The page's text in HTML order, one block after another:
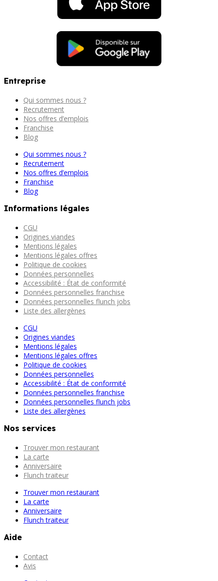
Entreprise
Qui sommes nous ?
Recrutement
Nos offres d’emplois
Franchise
Blog
Qui sommes nous ?
Recrutement
Nos offres d’emplois
Franchise
Blog
Informations légales
CGU
Origines viandes
Mentions légales
Mentions légales offres
Politique de cookies
Données personnelles
Accessibilité : État de conformité
Données personnelles franchise
Données personnelles flunch jobs
Liste des allergènes
CGU
Origines viandes
Mentions légales
Mentions légales offres
Politique de cookies
Données personnelles
Accessibilité : État de conformité
Données personnelles franchise
Données personnelles flunch jobs
Liste des allergènes
Nos services
Trouver mon restaurant
La carte
Anniversaire
Flunch traiteur
Trouver mon restaurant
La carte
Anniversaire
Flunch traiteur
Aide
Contact
Avis